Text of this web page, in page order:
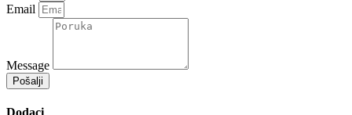
Email
Message
Pošalji